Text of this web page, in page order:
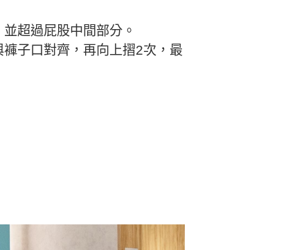
超過屁股中間部分。
子口對齊，再向上摺2次，最